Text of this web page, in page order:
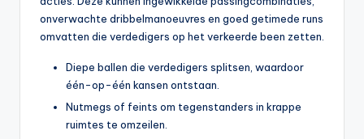
onverwachte dribbelmanoeuvres en goed getimede runs
omvatten die verdedigers op het verkeerde been zetten.
Diepe ballen die verdedigers splitsen, waardoor
één-op-één kansen ontstaan.
Nutmegs of feints om tegenstanders in krappe
ruimtes te omzeilen.